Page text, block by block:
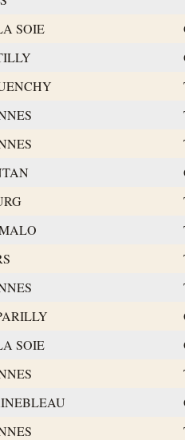
SOIE
SOIE